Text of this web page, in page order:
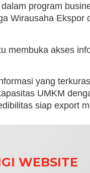
program
Wirausaha Ekspor
membuka akses
yang
UMKM
siap export
WEBSITE